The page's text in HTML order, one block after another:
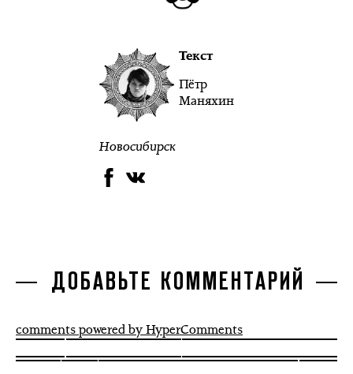
Текст
Пётр
Маняхин
Новосибирск
ДОБАВЬТЕ КОММЕНТАРИЙ
comments powered by HyperComments